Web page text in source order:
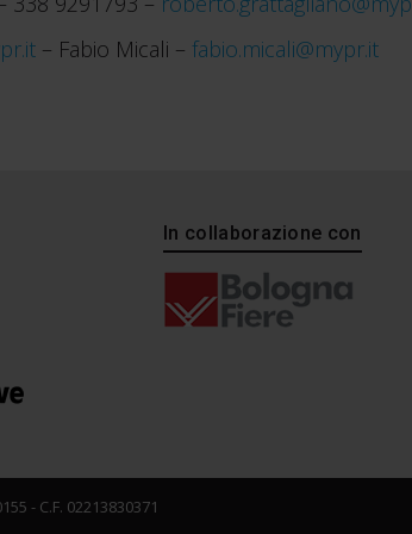
– Fabio Micali – fabio.micali@mypr.it
In collaborazione con
- C.F. 02213830371